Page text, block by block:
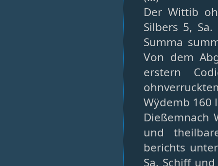
Der Wittib
Silbers 5,
Summa
Von dem
erstern
Wÿdemb 160
Dießemnach
und
berichts
Sa. Schiff